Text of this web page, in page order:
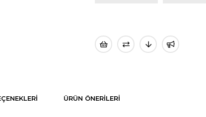
ÜRÜN ÖNERILERI